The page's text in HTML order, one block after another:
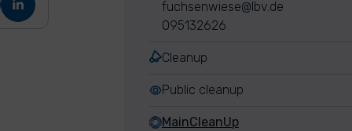
fuchsenwiese@lbv.de
095132626
Cleanup
Public cleanup
MainCleanUp